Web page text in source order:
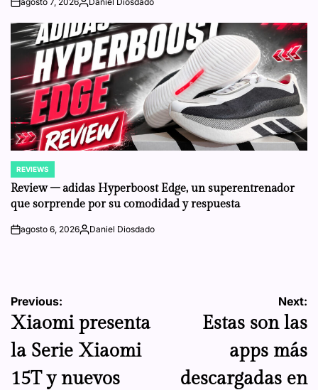
on
Posted
POSTED
IN
REVIEWS
Review – adidas Hyperboost Edge, un superentrenador
que sorprende por su comodidad y respuesta
onagosto 6, 2026Posted
Daniel Diosdado
Navegación
de
entradas
Previous:
Xiaomi presenta
la Serie Xiaomi
15T y nuevos
Next:
Estas son las
apps más
descargadas en